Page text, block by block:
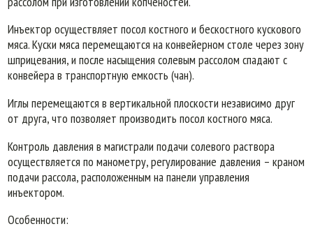
Инъектор осуществляет посол костного и бескостного кускового
мяса. Куски мяса перемещаются на конвейерном столе через зону
шприцевания, и после насыщения солевым рассолом спадают с
конвейера в транспортную емкость (чан).
Иглы перемещаются в вертикальной плоскости независимо друг
от друга, что позволяет производить посол костного мяса.
Контроль давления в магистрали подачи солевого раствора
осуществляется по манометру, регулирование давления – краном
подачи рассола, расположенным на панели управления
инъектором.
Особенности: